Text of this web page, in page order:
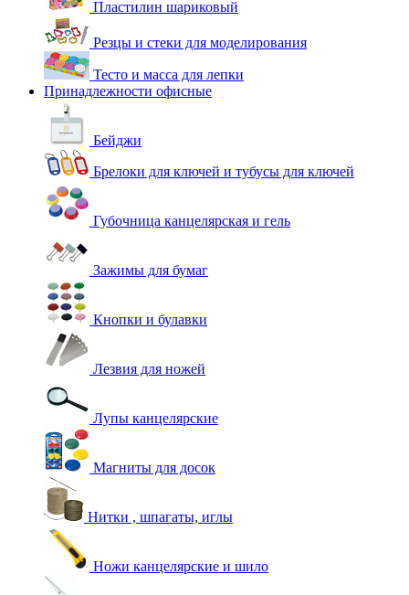
Пластилин шариковый
Резцы и стеки для моделирования
Тесто и масса для лепки
Принадлежности офисные
Бейджи
Брелоки для ключей и тубусы для ключей
Губочница канцелярская и гель
Зажимы для бумаг
Кнопки и булавки
Лезвия для ножей
Лупы канцелярские
Магниты для досок
Нитки , шпагаты, иглы
Ножи канцелярские и шило